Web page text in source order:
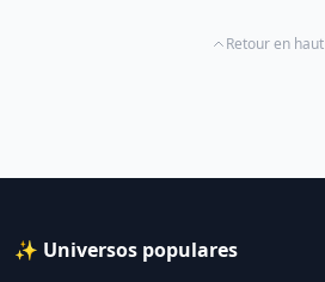
Retour en haut
✨ Universos populares